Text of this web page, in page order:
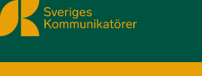
Sveriges Kommunikatörer